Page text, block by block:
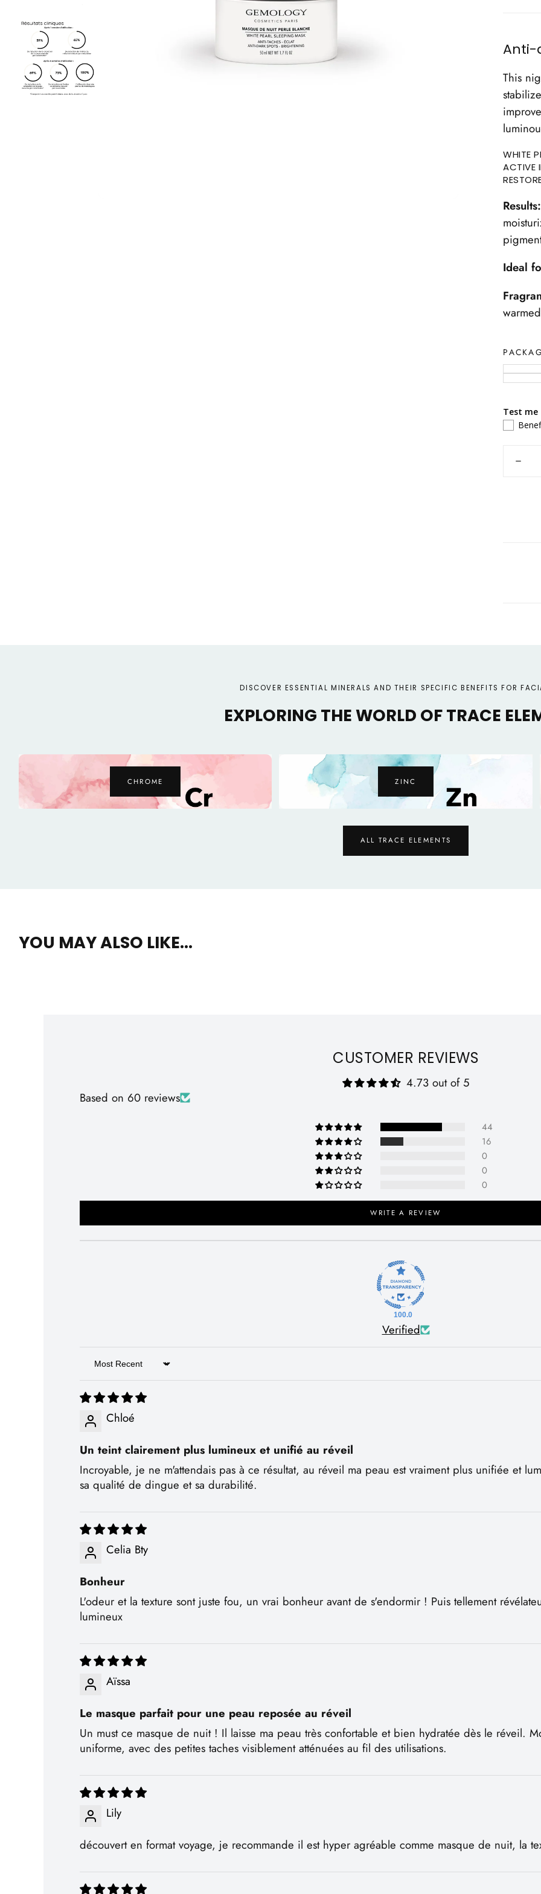
Anti-
This
WHITE
ACTIVE
Results:
Ideal
Test me
DISCOVER ESSENTIAL MINERALS AND THEIR SPECIFIC BENEFITS FOR
EXPLORING THE WORLD OF TRACE
ZINC COPPER
ALL TRACE ELEMENTS
YOU MAY ALSO LIKE...
CUSTOMER REVIEWS
4.73 out of 5
Based on 60 reviews
44
16
0
0
0
WRITE A REVIEW
100.0
Verified
Sort by
Chloé
Un teint clairement plus lumineux et unifié au réveil
Incroyable, je ne m'attendais pas à ce résultat, au réveil ma peau est vraiment plus unifiée et
sa qualité de dingue et sa durabilité.
Celia Bty
Bonheur
L'odeur et la texture sont juste fou, un vrai bonheur avant de s'endormir ! Puis tellement
lumineux
Aïssa
Le masque parfait pour une peau reposée au réveil
Un must ce masque de nuit ! Il laisse ma peau très confortable et bien hydratée dès le réveil.
uniforme, avec des petites taches visiblement atténuées au fil des utilisations.
Lily
découvert en format voyage, je recommande il est hyper agréable comme masque de nuit, la